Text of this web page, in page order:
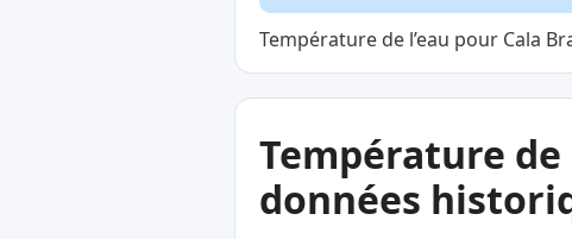
Température de l’eau pour Cala
Température
données